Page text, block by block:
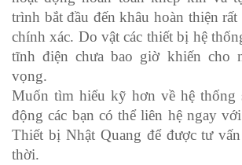
trình bắt đầu đến khâu hoàn thiện
chính xác. Do vật các thiết bị hệ
tĩnh điện chưa bao giờ khiến cho
vọng.
Muốn tìm hiểu kỹ hơn về hệ thống
động các bạn có thể liên hệ ngay
Thiết bị Nhật Quang để được tư
thời.